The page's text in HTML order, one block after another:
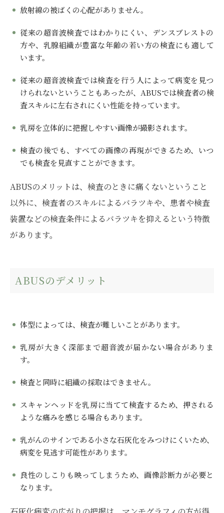
放射線の被ばくの心配がありません。
従来の超音波検査ではわかりにくい、デンスブレストの
方や、乳腺組織が豊富な年齢の若い方の検査にも適して
います。
従来の超音波検査では検査を行う人によって病変を見つ
けられないということもあったが、ABUSでは検査者の検
査スキルに左右されにくい性能を持っています。
乳房を立体的に把握しやすい画像が撮影されます。
検査の後でも、すべての画像の再現ができるため、いつ
でも検査を見直すことができます。
ABUSのメリットは、検査のときに痛くないということ
以外に、検査者のスキルによるバラツキや、患者や検査
装置などの検査条件によるバラツキを抑えるという特徴
があります。
ABUSのデメリット
体型によっては、検査が難しいことがあります。
乳房が大きく深部まで超音波が届かない場合がありま
す。
検査と同時に組織の採取はできません。
スキャンヘッドを乳房に当てて検査するため、押される
ような痛みを感じる場合もあります。
乳がんのサインである小さな石灰化をみつけにくいため、
病変を見逃す可能性があります。
良性のしこりも映ってしまうため、画像診断力が必要と
なります。